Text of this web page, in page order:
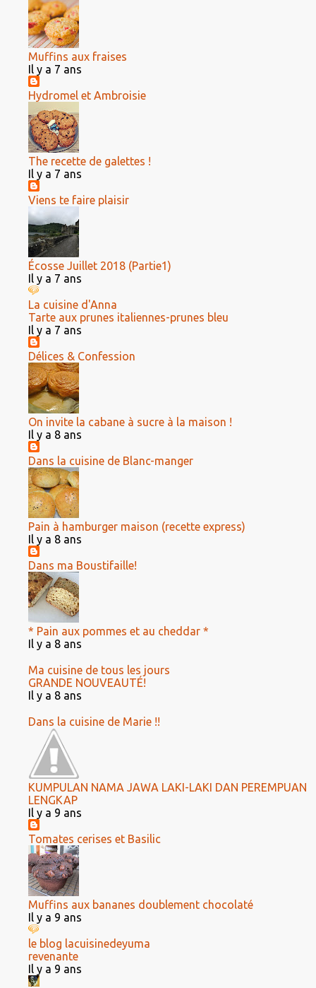
Muffins aux fraises
Il y a 7 ans
Hydromel et Ambroisie
The recette de galettes !
Il y a 7 ans
Viens te faire plaisir
Écosse Juillet 2018 (Partie1)
Il y a 7 ans
La cuisine d'Anna
Tarte aux prunes italiennes-prunes bleu
Il y a 7 ans
Délices & Confession
On invite la cabane à sucre à la maison !
Il y a 8 ans
Dans la cuisine de Blanc-manger
Pain à hamburger maison (recette express)
Il y a 8 ans
Dans ma Boustifaille!
* Pain aux pommes et au cheddar *
Il y a 8 ans
Ma cuisine de tous les jours
GRANDE NOUVEAUTÉ!
Il y a 8 ans
Dans la cuisine de Marie !!
KUMPULAN NAMA JAWA LAKI-LAKI DAN PEREMPUAN
LENGKAP
Il y a 9 ans
Tomates cerises et Basilic
Muffins aux bananes doublement chocolaté
Il y a 9 ans
le blog lacuisinedeyuma
revenante
Il y a 9 ans